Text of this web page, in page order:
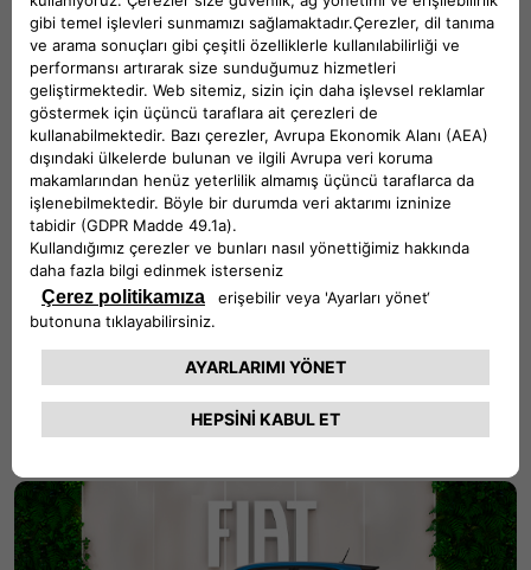
ONLINE KREDİ BAŞVURUSU
Spoticar: Kaliteli İkinci El Araçların Güvenilir Adresi
İKİNCİ EL ARAÇLAR